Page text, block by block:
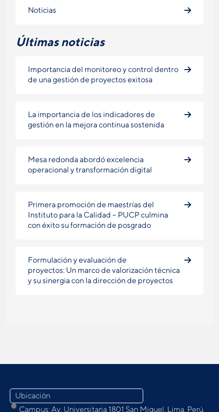
Noticias
Últimas noticias
Importancia del monitoreo y control dentro
de una gestión de proyectos exitosa
La importancia de los indicadores de
gestión en la mejora continua sostenida
Mesa redonda abordó excelencia
operacional y transformación digital
Primera promoción de maestrías del
Instituto para la Calidad – PUCP culmina
con éxito su formación de posgrado
Formulación y evaluación de
proyectos: Un marco de valorización técnica
y su sinergia con la dirección de proyectos
Ubicación
Campus: Av. Universitaria 1801 San Miguel, Lima, Perú